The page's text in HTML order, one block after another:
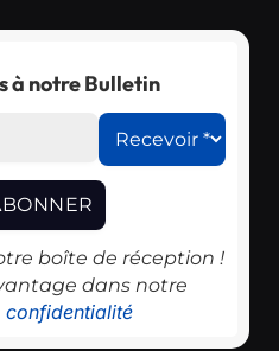
à notre Bulletin
boîte de réception !
dans notre